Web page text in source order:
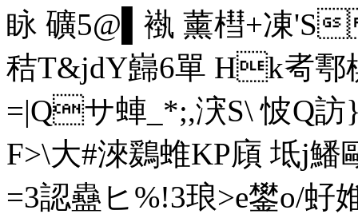
眿 礦5@▌褹 薰槥+凍'S
秸T&jdY巋6單 Hk耇
=|Qサ蛼_*;,涋S\ 怶Q
F>\大#淶鶢蜼KP廎 坻j鱕
=3認蠱ヒ%!3琅>e鐢o/虸